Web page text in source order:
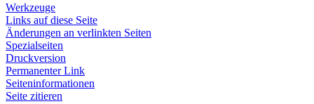
Werkzeuge
Links auf diese Seite
Änderungen an verlinkten Seiten
Spezialseiten
Druckversion
Permanenter Link
Seiten­­informationen
Seite zitieren